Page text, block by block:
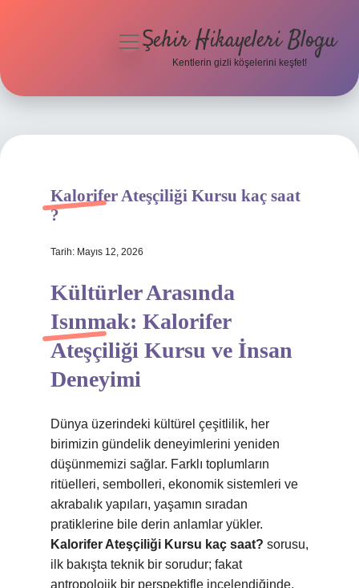
Hakkımızda
menüyüŞehir Hikayeleri Blogu
Kentlerin gizli köşelerini keşfet!
Kalorifer Ateşçiliği Kursu kaç saat
?
Tarih: Mayıs 12, 2026
Kültürler Arasında
Isınmak: Kalorifer
Ateşçiliği Kursu ve İnsan
Deneyimi
Dünya üzerindeki kültürel çeşitlilik, her
birimizin gündelik deneyimlerini yeniden
düşünmemizi sağlar. Farklı toplumların
ritüelleri, sembolleri, ekonomik sistemleri ve
akrabalık yapıları, yaşamın sıradan
pratiklerine bile derin anlamlar yükler.
Kalorifer Ateşçiliği Kursu kaç saat? sorusu,
ilk bakışta teknik bir sorudur; fakat
antropolojik bir perspektifle incelendiğinde,